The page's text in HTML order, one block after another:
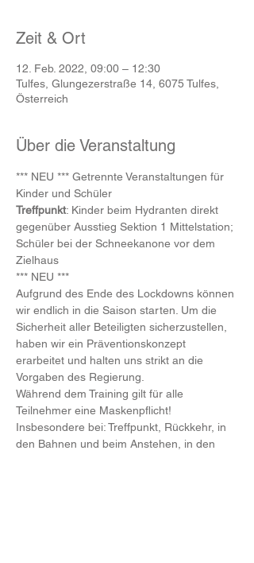
Zeit & Ort
12. Feb. 2022, 09:00 – 12:30
Tulfes, Glungezerstraße 14, 6075 Tulfes,
Österreich
Über die Veranstaltung
*** NEU *** Getrennte Veranstaltungen für
Kinder und Schüler
Treffpunkt: Kinder beim Hydranten direkt
gegenüber Ausstieg Sektion 1 Mittelstation;
Schüler bei der Schneekanone vor dem
Zielhaus
*** NEU ***
Aufgrund des Ende des Lockdowns können
wir endlich in die Saison starten. Um die
Sicherheit aller Beteiligten sicherzustellen,
haben wir ein Präventionskonzept
erarbeitet und halten uns strikt an die
Vorgaben des Regierung.
Während dem Training gilt für alle
Teilnehmer eine Maskenpflicht!
Insbesondere bei: Treffpunkt, Rückkehr, in
den Bahnen und beim Anstehen, in den